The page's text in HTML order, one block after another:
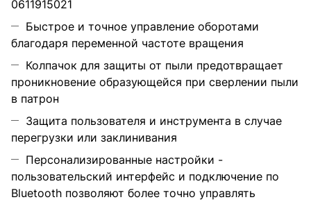
0611915021
Быстрое и точное управление оборотами
благодаря переменной частоте вращения
Колпачок для защиты от пыли предотвращает
проникновение образующейся при сверлении пыли
в патрон
Защита пользователя и инструмента в случае
перегрузки или заклинивания
Персонализированные настройки -
пользовательский интерфейс и подключение по
Bluetooth позволяют более точно управлять